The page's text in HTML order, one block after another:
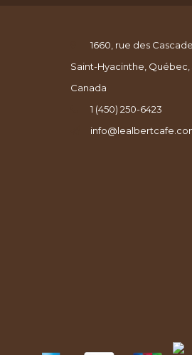
1660, rue des
Saint-Hyacinthe, Québec,
Canada
1 (450) 250-6423